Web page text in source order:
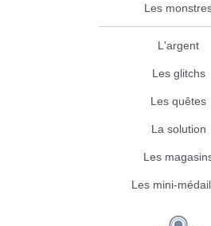
Les
L'argent
Les glitchs
Les quêtes
La solution
Les
Les mini-